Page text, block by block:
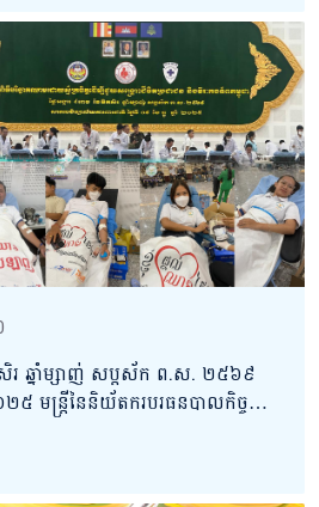
សិរ ឆ្នាំម្សាញ់ សប្តស័ក ព.ស. ២៥៦៩
០២៥ មន្រ្តីនៃនិយ័តករបរធនបាលកិច្ច
ៅសាកលវិទ្យាល័យការពារជាតិ។